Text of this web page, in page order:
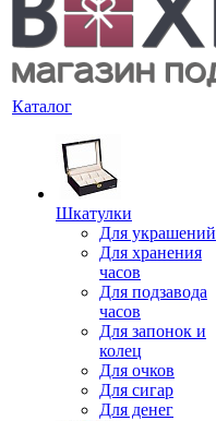
Каталог
Шкатулки
Для украшений
Для хранения
часов
Для подзавода
часов
Для запонок и
колец
Для очков
Для сигар
Для денег